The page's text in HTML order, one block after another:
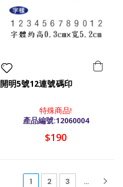
開明5號12連號碼印
特殊商品!
產品編號:12060004
$190
1(current)
2 3 ...